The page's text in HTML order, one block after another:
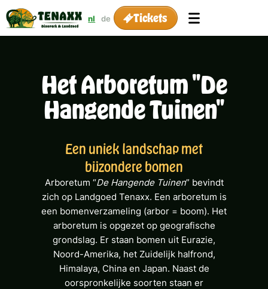
nl de Tickets
Het Arboretum "De
Hangende Tuinen"
Een uniek landschap met
bijzondere bomen
Arboretum “De Hangende Tuinen” bevindt
zich op Landgoed Tenaxx. Een arboretum is
een bomenverzameling (arbor = boom). Het
arboretum is opgezet op geografische
grondslag. Er staan bomen uit Eurazie,
Noord-Amerika, het Zuidelijk halfrond,
Himalaya, China en Japan. Naast de
oorspronkelijke soorten staan er